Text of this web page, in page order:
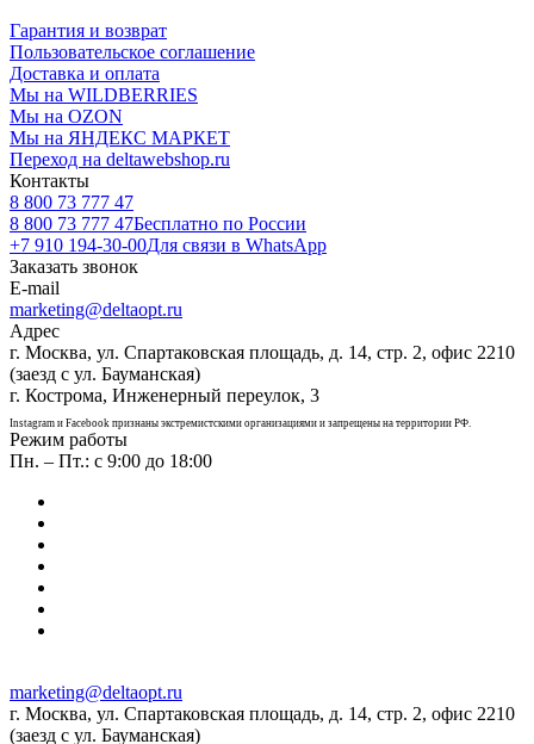
Гарантия и возврат
Пользовательское соглашение
Доставка и оплата
Мы на WILDBERRIES
Мы на OZON
Мы на ЯНДЕКС МАРКЕТ
Переход на deltawebshop.ru
Контакты
8 800 73 777 47
8 800 73 777 47Бесплатно по России
+7 910 194-30-00Для связи в WhatsApp
Заказать звонок
E-mail
marketing@deltaopt.ru
Адрес
г. Москва, ул. Спартаковская площадь, д. 14, стр. 2, офис 2210
(заезд с ул. Бауманская)
г. Кострома, Инженерный переулок, 3
Instagram и Facebook признаны экстремистскими организациями и запрещены на территории РФ.
Режим работы
Пн. – Пт.: с 9:00 до 18:00
marketing@deltaopt.ru
г. Москва, ул. Спартаковская площадь, д. 14, стр. 2, офис 2210
(заезд с ул. Бауманская)